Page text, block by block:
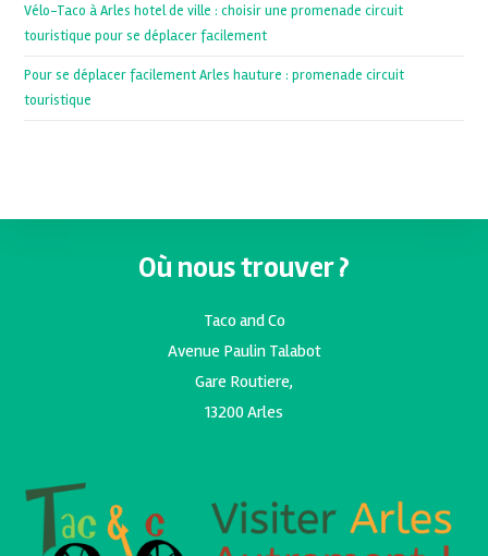
Vélo-Taco à Arles hotel de ville : choisir une promenade circuit
touristique pour se déplacer facilement
Pour se déplacer facilement Arles hauture : promenade circuit
touristique
Où nous trouver ?
Taco and Co
Avenue Paulin Talabot
Gare Routiere,
13200 Arles